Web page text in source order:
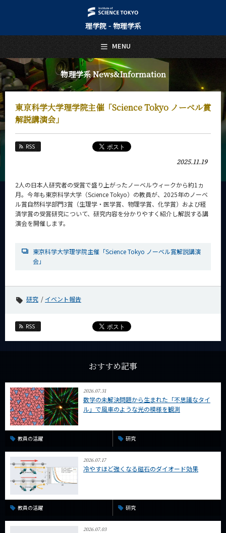
理学院 - 物理学系
物理学系 News&Information
東京科学大学理学院主催「Science Tokyo ノーベル賞
解説講演会」
RSS
2025.11.19
2人の日本人研究者の受賞で盛り上がったノーベルウィークから約1ヵ
月。今年も東京科学大学（Science Tokyo）の教員が、2025年のノーベ
ル賞自然科学部門3賞（生理学・医学賞、物理学賞、化学賞）および経
済学賞の受賞研究について、研究内容を分かりやすく紹介し解説する講
演会を開催します。
東京科学大学理学院主催「Science Tokyo ノーベル賞解説講演
会」
研究 イベント報告
RSS
おすすめ記事
2026.07.31
数学の未解決問題から生まれた「不思議なタイ
ル」で風車のような光の模様を観測
教員の活躍 研究
2026.07.17
冷やすほど強くなる磁石のダイオード効果
教員の活躍 研究
2026.07.03
MENU
日本語 English
トップページ
Top Page
物理学系について
About Us
教育
Education
教員・研究室
Faculty and Laboratories
入学案内
Admissions
物理学系 News&Information
News 一覧
課程別
イベントカレンダー
サイト構成
系詳細情報
CLOSE